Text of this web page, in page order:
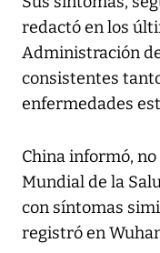
redactó en los
Administración
consistentes
enfermedades
China informó,
Mundial de la
con síntomas
registró en